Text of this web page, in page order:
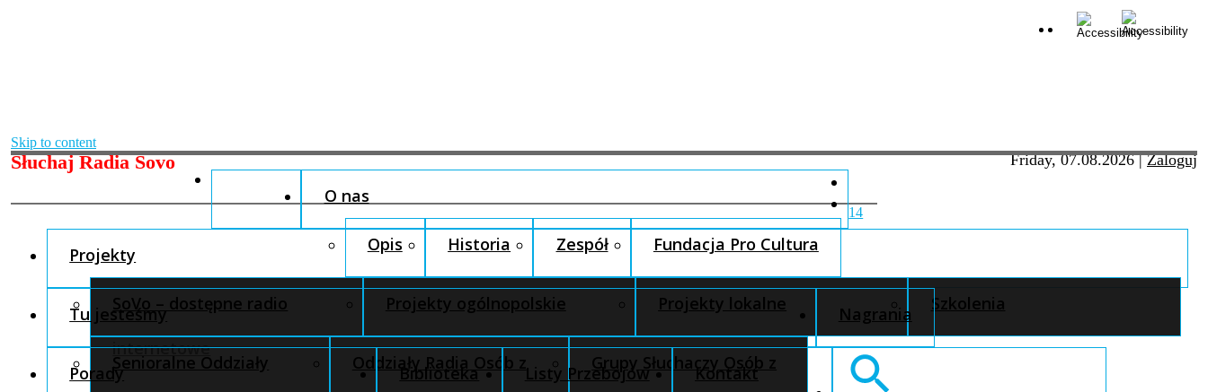
Skip to content
Słuchaj Radia Sovo Friday, 07.08.2026|Zaloguj
O nas
Opis Historia Zespół Fundacja Pro Cultura
Projekty
SoVo – dostępne radio
internetowe
Projekty ogólnopolskie Projekty lokalne Szkolenia
Tu jesteśmy
Senioralne Oddziały Oddziały Radia Osób z Grupy Słuchaczy Osób z
Nagrania
Porady Biblioteka Listy Przebojów Kontakt
14